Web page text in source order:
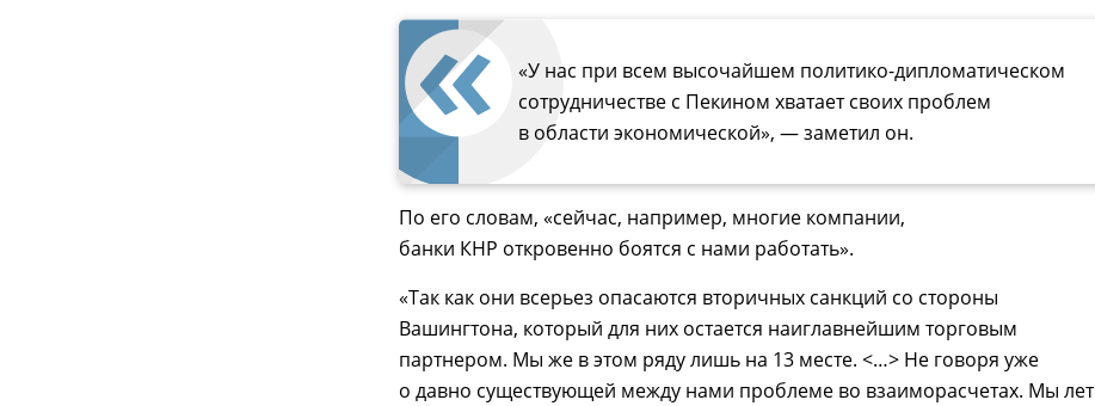
«У нас при всем высочайшем политико-дипломатическом
сотрудничестве с Пекином хватает своих проблем
в области экономической», — заметил он.
По его словам, «сейчас, например, многие компании,
банки КНР откровенно боятся с нами работать».
«Так как они всерьез опасаются вторичных санкций со стороны
Вашингтона, который для них остается наиглавнейшим торговым
партнером. Мы же в этом ряду лишь на 13 месте. <…> Не говоря уже
о давно существующей между нами проблеме во взаиморасчетах. Мы лет